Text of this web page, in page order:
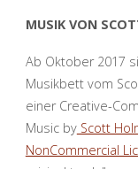
MUSIK VON
Ab Oktober 2017
Musikbett vom
einer Creative-
Music byScott
NonCommercial